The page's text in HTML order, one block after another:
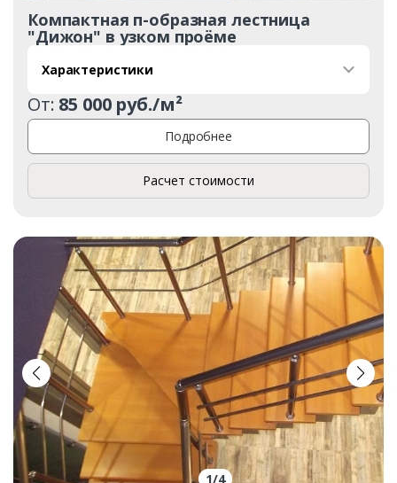
Заказать
Ваше имя*
Компактная п-образная лестница
"Дижон" в узком проёме
Характеристики
От: 85 000 руб./м²
Подробнее
Расчет стоимости
1/4